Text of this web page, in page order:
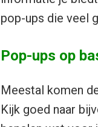
pop-ups die veel
Pop-ups op
Meestal komen
Kijk goed naar